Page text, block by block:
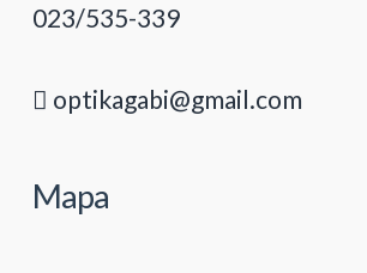
023/535-339
optikagabi@gmail.com
Mapa